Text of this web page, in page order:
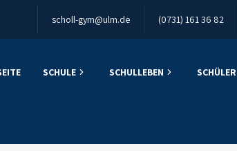
scholl-gym@ulm.de (0731) 161 36 82
SCHULE SCHULLEBEN SCHÜLER